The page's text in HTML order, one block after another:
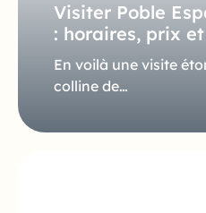
Visiter Poble
: horaires, prix
En voilà une visite
colline de…